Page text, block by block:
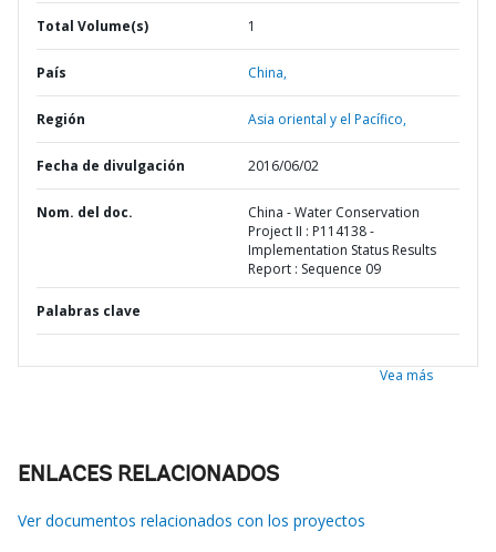
Total Volume(s) 1
País China,
Región Asia oriental y el Pacífico,
Fecha de divulgación 2016/06/02
Nom. del doc.
China - Water Conservation
Project II : P114138 -
Implementation Status Results
Report : Sequence 09
Palabras clave
Vea más
ENLACES RELACIONADOS
Ver documentos relacionados con los proyectos